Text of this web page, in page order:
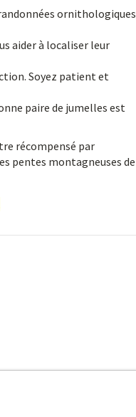
ornithologiques
aider à localiser leur
Soyez patient et
paire de jumelles est
récompensé par
pentes montagneuses de